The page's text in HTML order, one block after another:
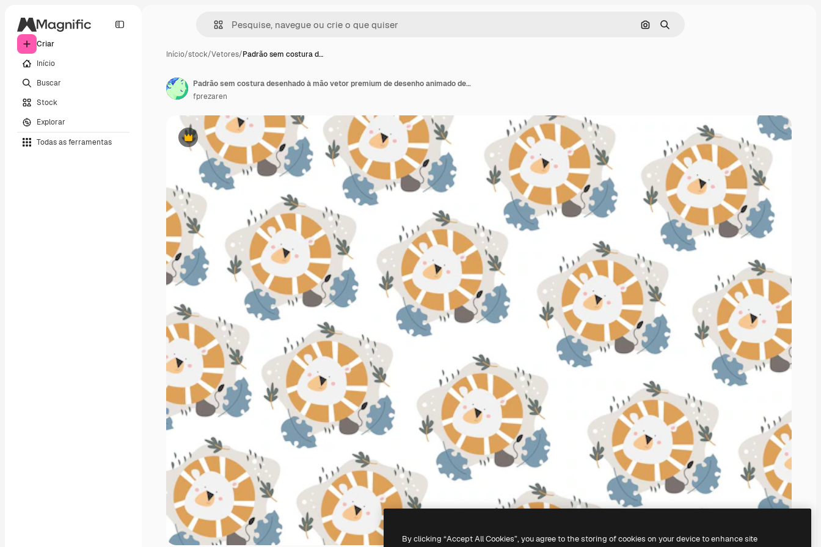
Criar
Início
Buscar
Stock
Explorar
Todas as ferramentas
Pesquisar por imagem
Buscar
Início/stock/Vetores/Padrão sem costura d…
Premium
Padrão sem costura desenhado à mão vetor premium de desenho animado de leão bonito abstrato
fprezaren
By clicking “Accept All Cookies”, you agree to the storing of cookies on your device to enhance site